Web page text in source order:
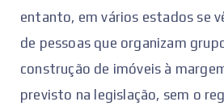
entanto, em vários estados se
de pessoas que organizam
construção de imóveis à
previsto na legislação, sem o